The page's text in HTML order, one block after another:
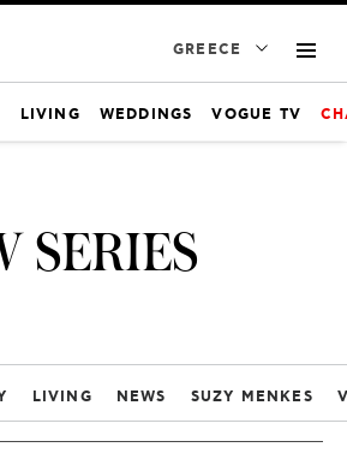
GREECE
LIVING WEDDINGS VOGUE TV
SERIES
LIVING NEWS SUZY MENKES